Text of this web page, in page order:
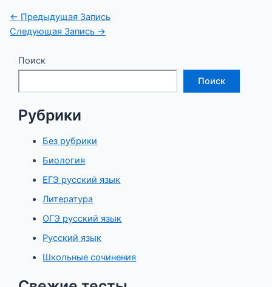
Навигация
по
← Предыдущая Запись
Следующая Запись →
Поиск
Поиск
Рубрики
Без рубрики
Биология
ЕГЭ русский язык
Литература
ОГЭ русский язык
Русский язык
Школьные сочинения